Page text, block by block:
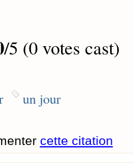
/5 (0 votes cast)
un jour
cette citation